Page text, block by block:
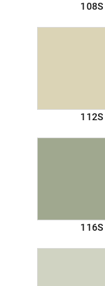
108S
112S
116S